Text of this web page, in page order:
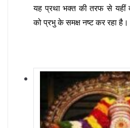
यह प्रथा भक्त की तरफ से यहीं
को प्रभु के समक्ष नष्ट कर रहा है।